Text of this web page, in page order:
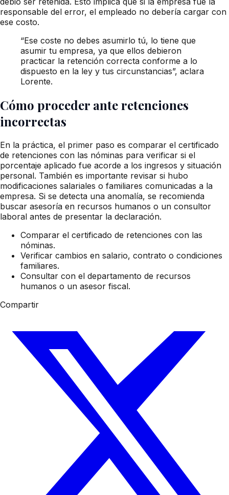
responsable del error, el empleado no debería cargar con
ese costo.
“Ese coste no debes asumirlo tú, lo tiene que
asumir tu empresa, ya que ellos debieron
practicar la retención correcta conforme a lo
dispuesto en la ley y tus circunstancias”, aclara
Lorente.
Cómo proceder ante retenciones
incorrectas
En la práctica, el primer paso es comparar el certificado
de retenciones con las nóminas para verificar si el
porcentaje aplicado fue acorde a los ingresos y situación
personal. También es importante revisar si hubo
modificaciones salariales o familiares comunicadas a la
empresa. Si se detecta una anomalía, se recomienda
buscar asesoría en recursos humanos o un consultor
laboral antes de presentar la declaración.
Comparar el certificado de retenciones con las
nóminas.
Verificar cambios en salario, contrato o condiciones
familiares.
Consultar con el departamento de recursos
humanos o un asesor fiscal.
Compartir